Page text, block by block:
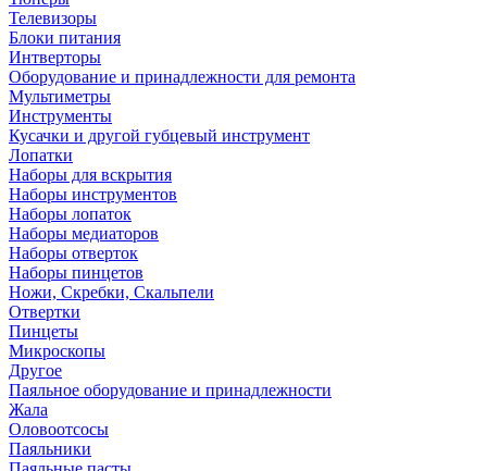
Телевизоры
Блоки питания
Интверторы
Оборудование и принадлежности для ремонта
Мультиметры
Инструменты
Кусачки и другой губцевый инструмент
Лопатки
Наборы для вскрытия
Наборы инструментов
Наборы лопаток
Наборы медиаторов
Наборы отверток
Наборы пинцетов
Ножи, Скребки, Скальпели
Отвертки
Пинцеты
Микроскопы
Другое
Паяльное оборудование и принадлежности
Жала
Оловоотсосы
Паяльники